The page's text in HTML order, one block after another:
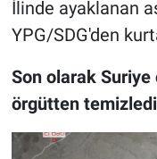
İlinde ayaklanan
YPG/SDG'den
Son olarak
örgütten